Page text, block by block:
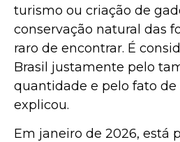
turismo ou criação de
conservação natural das
raro de encontrar. É
Brasil justamente pelo
quantidade e pelo fato de
explicou.
Em janeiro de 2026, está